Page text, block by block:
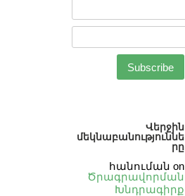
Վերջին
մեկնաբանություննե
րը
հանուման on
Ծրագրավորման
Խնդրագիրք